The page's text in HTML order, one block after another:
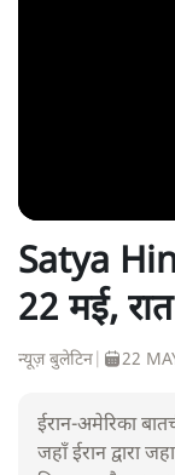
Satya
22 मई,
न्यूज़ बुलेटिन 22
ईरान-अमेरिका
जहाँ ईरान द्वारा